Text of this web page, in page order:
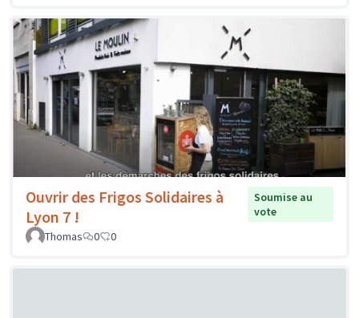
Ouvrir des Frigos Solidaires à
Lyon 7 !
Soumise au
vote
Thomas
0 0